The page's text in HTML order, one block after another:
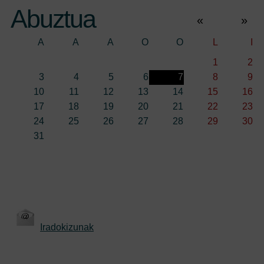
Abuztua « »
A A A O O
1
2
3
4 5 6 7 8
9
10
11 12 13 14 15
16
17
18 19 20 21 22
23
24
25 26 27 28 29
30
31
Iradokizunak